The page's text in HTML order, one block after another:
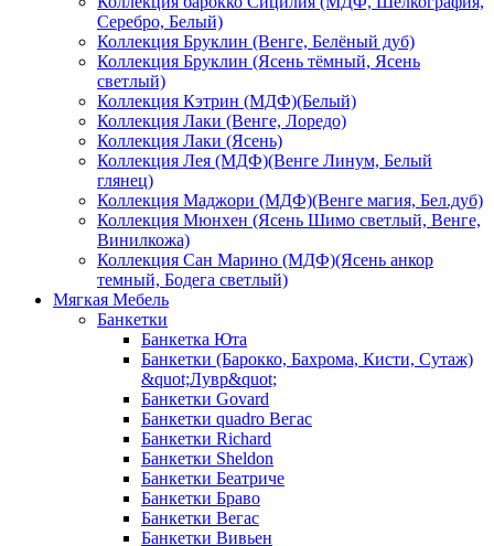
Серебро, Белый)
Коллекция Бруклин (Венге, Белёный дуб)
Коллекция Бруклин (Ясень тёмный, Ясень
светлый)
Коллекция Кэтрин (МДФ)(Белый)
Коллекция Лаки (Венге, Лоредо)
Коллекция Лаки (Ясень)
Коллекция Лея (МДФ)(Венге Линум, Белый
глянец)
Коллекция Маджори (МДФ)(Венге магия, Бел.дуб)
Коллекция Мюнхен (Ясень Шимо светлый, Венге,
Винилкожа)
Коллекция Сан Марино (МДФ)(Ясень анкор
темный, Бодега светлый)
Мягкая Мебель
Банкетки
Банкетка Юта
Банкетки (Барокко, Бахрома, Кисти, Сутаж)
&quot;Лувр&quot;
Банкетки Govard
Банкетки quadro Вегас
Банкетки Richard
Банкетки Sheldon
Банкетки Беатриче
Банкетки Браво
Банкетки Вегас
Банкетки Вивьен